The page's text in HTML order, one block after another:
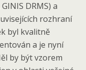
DRMS) a
rozhraní
byl kvalitně
a je nyní
by být vzorem